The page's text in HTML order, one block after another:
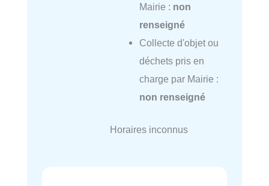
Mairie : non
renseigné
Collecte d'objet ou
déchets pris en
charge par Mairie :
non renseigné
Horaires inconnus